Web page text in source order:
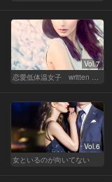
Vol.7
Vol.6
女といるのが向いてない